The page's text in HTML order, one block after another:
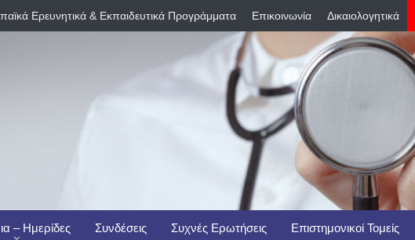
Ερευνητικά & Εκπαιδευτικά Προγράμματα Επικοινωνία Δικαιολογητικά
– Ημερίδες Συνδέσεις Συχνές Ερωτήσεις Επιστημονικοί Τομείς